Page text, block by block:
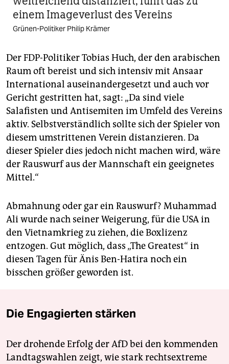
einem Image­verlust des Vereins
Grünen-Politiker Philip Krämer
Der FDP-Politiker Tobias Huch, der den arabischen
Raum oft bereist und sich intensiv mit Ansaar
International auseinandergesetzt und auch vor
Gericht gestritten hat, sagt: „Da sind viele
Salafisten und Antisemiten im Umfeld des Vereins
aktiv. Selbstverständlich sollte sich der Spieler von
diesem umstrittenen Verein distanzieren. Da
dieser Spieler dies jedoch nicht machen wird, wäre
der Rauswurf aus der Mannschaft ein geeignetes
Mittel.“
Abmahnung oder gar ein Rauswurf? Muhammad
Ali wurde nach seiner Weigerung, für die USA in
den Vietnamkrieg zu ziehen, die Boxlizenz
entzogen. Gut möglich, dass „The Grea­test“ in
diesen Tagen für Änis Ben-Hatira noch ein
bisschen größer geworden ist.
Die Engagierten stärken
Der drohende Erfolg der AfD bei den kommenden
Landtagswahlen zeigt, wie stark rechtsextreme